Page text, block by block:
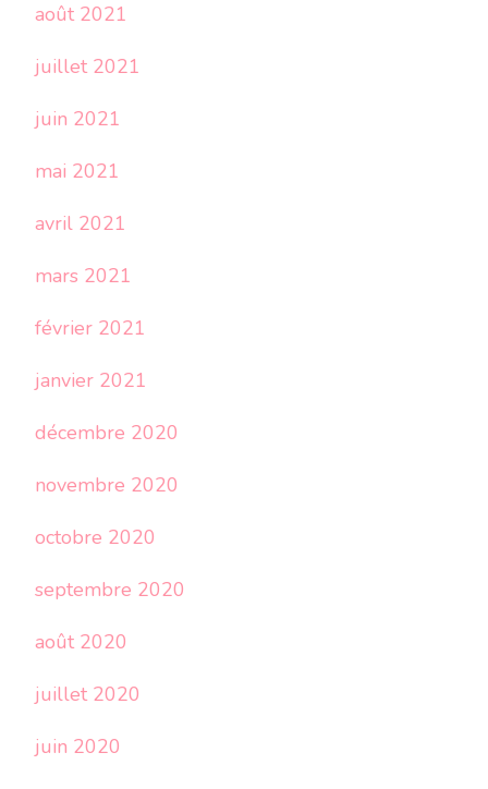
août 2021
juillet 2021
juin 2021
mai 2021
avril 2021
mars 2021
février 2021
janvier 2021
décembre 2020
novembre 2020
octobre 2020
septembre 2020
août 2020
juillet 2020
juin 2020